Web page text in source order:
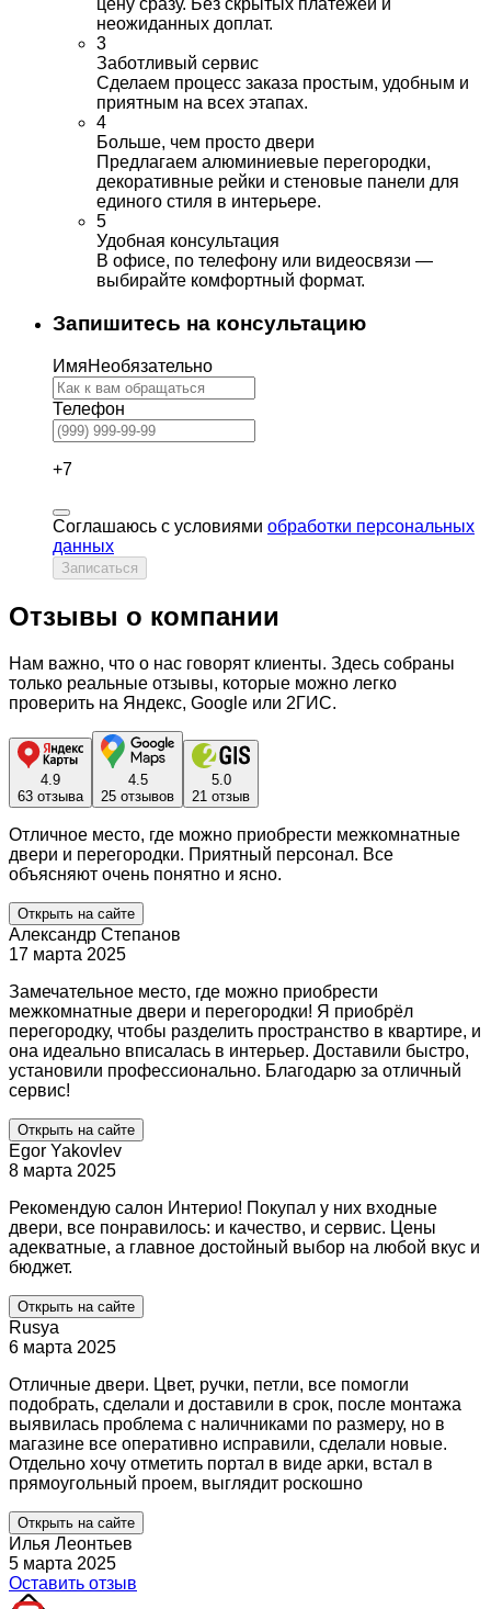
цену сразу. Без скрытых платежей и
неожиданных доплат.
3
Заботливый сервис
Сделаем процесс заказа простым, удобным и
приятным на всех этапах.
4
Больше, чем просто двери
Предлагаем алюминиевые перегородки,
декоративные рейки и стеновые панели для
единого стиля в интерьере.
5
Удобная консультация
В офисе, по телефону или видеосвязи —
выбирайте комфортный формат.
Запишитесь на консультацию
ИмяНеобязательно
Телефон
+7
Соглашаюсь с условиями обработки персональных
данных
Записаться
Отзывы о компании
Нам важно, что о нас говорят клиенты. Здесь собраны
только реальные отзывы, которые можно легко
проверить на Яндекс, Google или 2ГИС.
4.9
63 отзыва
4.5
25 отзывов
5.0
21 отзыв
Отличное место, где можно приобрести межкомнатные
двери и перегородки. Приятный персонал. Все
объясняют очень понятно и ясно.
Открыть на сайте
Александр Степанов
17 марта 2025
Замечательное место, где можно приобрести
межкомнатные двери и перегородки! Я приобрёл
перегородку, чтобы разделить пространство в квартире, и
она идеально вписалась в интерьер. Доставили быстро,
установили профессионально. Благодарю за отличный
сервис!
Открыть на сайте
Egor Yakovlev
8 марта 2025
Рекомендую салон Интерио! Покупал у них входные
двери, все понравилось: и качество, и сервис. Цены
адекватные, а главное достойный выбор на любой вкус и
бюджет.
Открыть на сайте
Rusya
6 марта 2025
Отличные двери. Цвет, ручки, петли, все помогли
подобрать, сделали и доставили в срок, после монтажа
выявилась проблема с наличниками по размеру, но в
магазине все оперативно исправили, сделали новые.
Отдельно хочу отметить портал в виде арки, встал в
прямоугольный проем, выглядит роскошно
Открыть на сайте
Илья Леонтьев
5 марта 2025
Оставить отзыв